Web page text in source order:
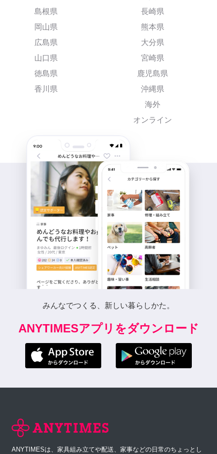
島根県
岡山県
広島県
山口県
徳島県
香川県
長崎県
熊本県
大分県
宮崎県
鹿児島県
沖縄県
海外
オンライン
みんなでつくる、新しい暮らしかた。
ANYTIMESアプリをダウンロード
ANYTIMESは、家具組み立てや配送、家事などの日常のちょっとし